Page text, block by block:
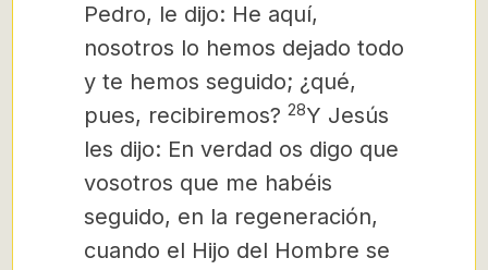
Pedro, le dijo: He aquí,
nosotros lo hemos dejado todo
y te hemos seguido; ¿qué,
pues, recibiremos? 28Y Jesús
les dijo: En verdad os digo que
vosotros que me habéis
seguido, en la regeneración,
cuando el Hijo del Hombre se